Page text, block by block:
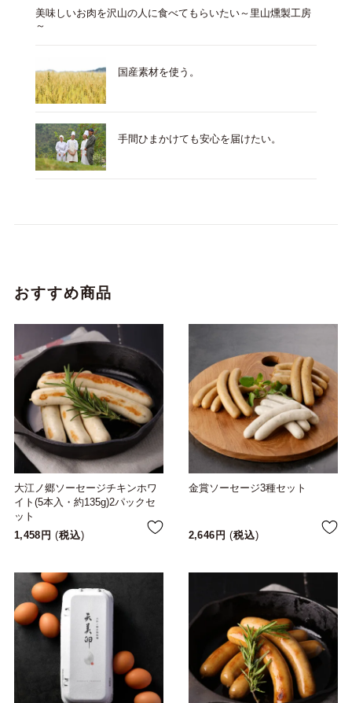
美味しいお肉を沢山の人に食べてもらいたい～里山燻製工房
～
国産素材を使う。
手間ひまかけても安心を届けたい。
おすすめ商品
大江ノ郷ソーセージチキンホワ
イト(5本入・約135g)2パックセ
ット
1,458
税込
金賞ソーセージ3種セット
2,646 税込